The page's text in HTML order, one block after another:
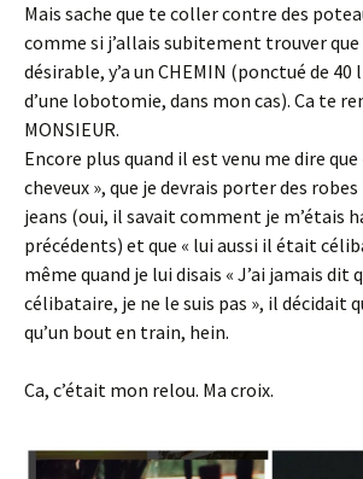
Mais sache que te coller contre des
comme si j’allais subitement trouver
désirable, y’a un CHEMIN (ponctué de
d’une lobotomie, dans mon cas). Ca te
MONSIEUR.
Encore plus quand il est venu me dire que
cheveux », que je devrais porter des
jeans (oui, il savait comment je m’étais
précédents) et que « lui aussi il était
même quand je lui disais « J’ai jamais dit
célibataire, je ne le suis pas », il décidait
qu’un bout en train, hein.
Ca, c’était mon relou. Ma croix.